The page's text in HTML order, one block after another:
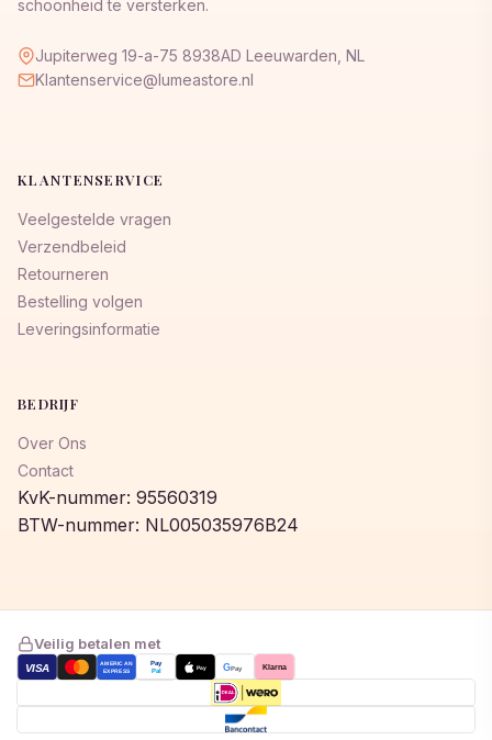
schoonheid te versterken.
Jupiterweg 19-a-75 8938AD Leeuwarden, NL
Klantenservice@lumeastore.nl
KLANTENSERVICE
Veelgestelde vragen
Verzendbeleid
Retourneren
Bestelling volgen
Leveringsinformatie
BEDRIJF
Over Ons
Contact
KvK-nummer: 95560319
BTW-nummer: NL005035976B24
Veilig betalen met
VISA AMERICAN
EXPRESS
Pay
Pal Pay GPay Klarna